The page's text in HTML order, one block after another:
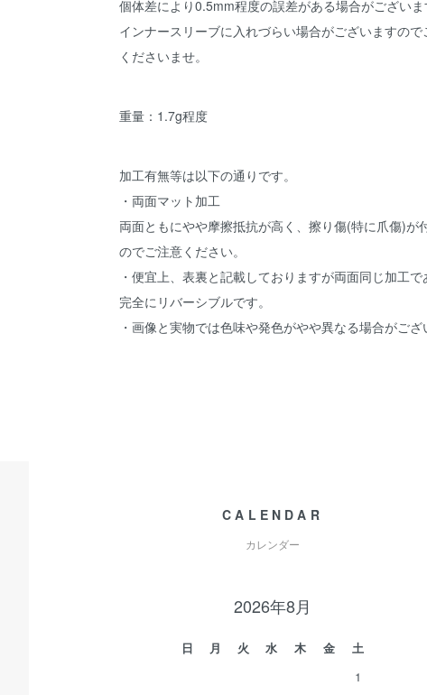
個体差により0.5mm程度の誤差がある場合がございま
インナースリーブに入れづらい場合がございますので
くださいませ。
重量：1.7g程度
加工有無等は以下の通りです。
・両面マット加工
両面ともにやや摩擦抵抗が高く、擦り傷(特に爪傷)が
のでご注意ください。
・便宜上、表裏と記載しておりますが両面同じ加工で
完全にリバーシブルです。
・画像と実物では色味や発色がやや異なる場合がござ
CALENDAR
カレンダー
2026年8月
日 月 火 水 木 金
土
1